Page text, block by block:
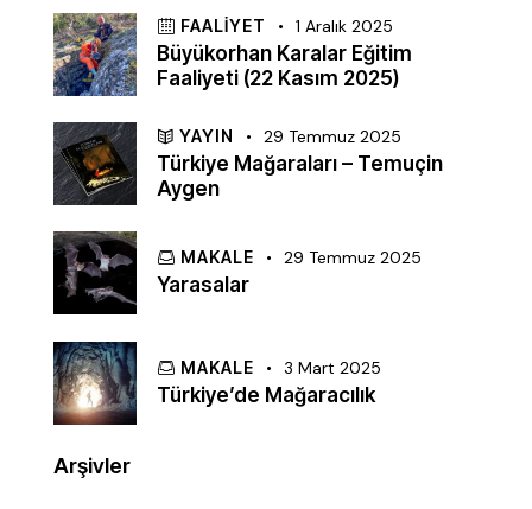
FAALIYET 1 Aralık 2025
Büyükorhan Karalar Eğitim
Faaliyeti (22 Kasım 2025)
YAYIN 29 Temmuz 2025
Türkiye Mağaraları – Temuçin
Aygen
MAKALE 29 Temmuz 2025
Yarasalar
MAKALE 3 Mart 2025
Türkiye’de Mağaracılık
Arşivler